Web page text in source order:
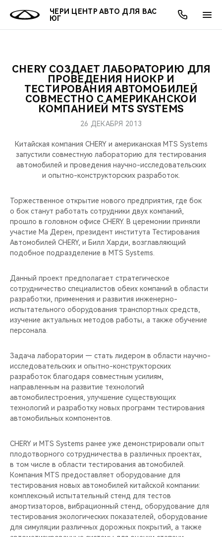
ЧЕРИ ЦЕНТР АВТО ДЛЯ ВАС
ЮГ
МОДЕЛИ
ВСЕ МОДЕЛИ
СЕДАНЫ
ПОКУПАТЕЛЯМ
ВЫБОР И ПОКУПКА
КРЕДИТ И СТРАХОВАНИЕ
ВЛАДЕЛЬЦАМ
СЕРВИС
ЗАПЧАСТИ И АКСЕССУАРЫ
ПОДДЕРЖКА
CHERY CONNECT
МИР CHERY
АКСЕССУАРЫ
CHERY В СОЦСЕТЯХ
ЛЮДИ CHERY
БЛАГОТВОРИТЕЛЬНОСТЬ
CHERY REMOTE
CHERY И СПОРТ
НАШИ МЕРОПРИЯТИЯ
ВИДЕООБЗОРЫ
CHERY ДЛЯ ДЕТЕЙ
АКЦИИ
ВЫГОДЫ И АКЦИИ
ОНЛАЙН СЕРВИСЫ
ВЫБОР И ПОКУПКА
О КОМПАНИИ
О НАС
CHERY СОЗДАЕТ ЛАБОРАТОРИЮ ДЛЯ
ПРОВЕДЕНИЯ НИОКР И
ТЕСТИРОВАНИЯ АВТОМОБИЛЕЙ
СОВМЕСТНО С АМЕРИКАНСКОЙ
КОМПАНИЕЙ MTS SYSTEMS
26 ДЕКАБРЯ 2013
Китайская компания CHERY и американская MTS Systems
запустили совместную лабораторию для тестирования
автомобилей и проведения научно-исследовательских
и опытно-конструкторских разработок.
Торжественное открытие нового предприятия, где бок
о бок станут работать сотрудники двух компаний,
прошло в головном офисе CHERY. В церемонии приняли
участие Ма Дерен, президент института Тестирования
Автомобилей CHERY, и Билл Харди, возглавляющий
подобное подразделение в MTS Systems.
Данный проект предполагает стратегическое
сотрудничество специалистов обеих компаний в области
разработки, применения и развития инженерно-
испытательного оборудования транспортных средств,
изучение актуальных методов работы, а также обучение
персонала.
Задача лаборатории — стать лидером в области научно-
исследовательских и опытно-конструкторских
разработок благодаря совместным усилиям,
направленным на развитие технологий
автомобилестроения, улучшение существующих
технологий и разработку новых программ тестирования
автомобильных компонентов.
CHERY и MTS Systems ранее уже демонстрировали опыт
плодотворного сотрудничества в различных проектах,
в том числе в области тестирования автомобилей.
Компания MTS предоставляет оборудование для
тестирования новых автомобилей китайской компании:
комплексный испытательный стенд для тестов
амортизаторов, вибрационный стенд, оборудование для
тестирования экологических показателей, оборудование
для симуляции различных дорожных покрытий, а также